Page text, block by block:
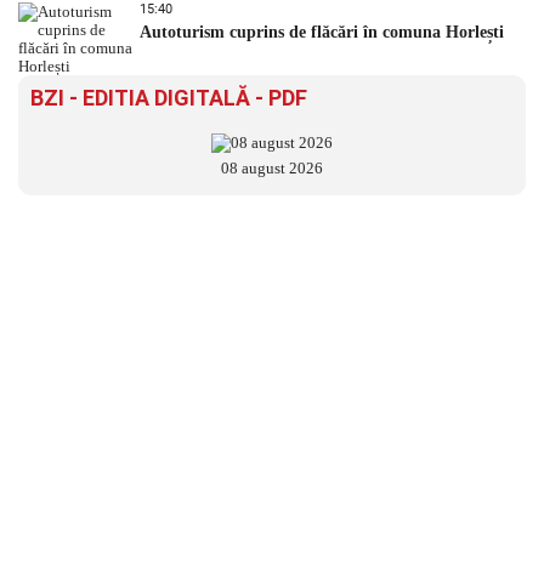
15:40
Autoturism cuprins de flăcări în comuna Horlești
BZI - EDITIA DIGITALĂ - PDF
08 august 2026